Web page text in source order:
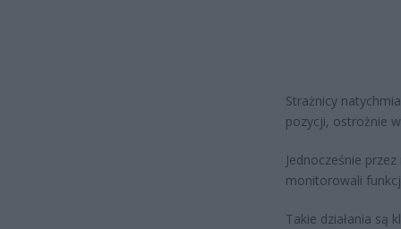
Strażnicy
pozycji, ostrożnie
Jednocześnie
monitorowali
Takie działania są